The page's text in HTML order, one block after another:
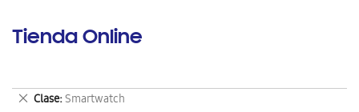
Tienda Online
Clase Smartwatch
Eliminar